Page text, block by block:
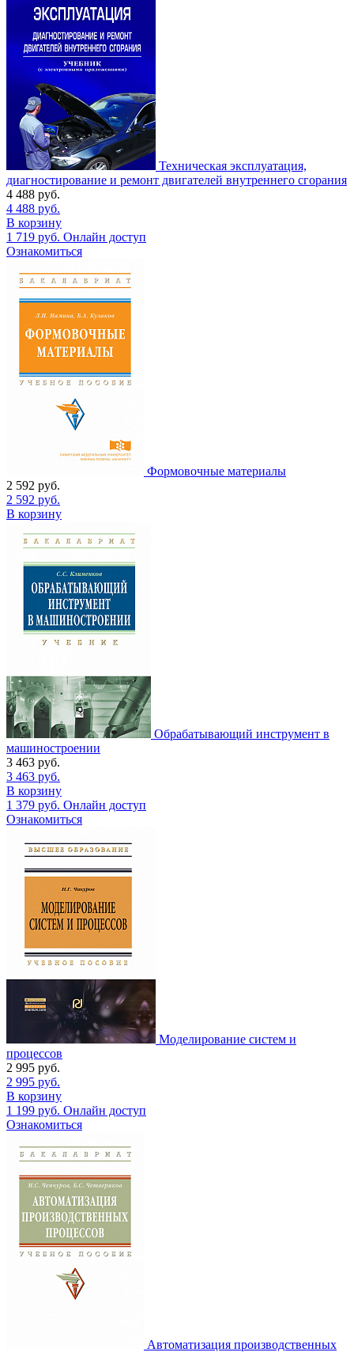
Техническая эксплуатация,
диагностирование и ремонт двигателей внутреннего сгорания
4 488 руб.
4 488 руб.
В корзину
1 719 руб. Онлайн доступ
Ознакомиться
Формовочные материалы
2 592 руб.
2 592 руб.
В корзину
Обрабатывающий инструмент в
машиностроении
3 463 руб.
3 463 руб.
В корзину
1 379 руб. Онлайн доступ
Ознакомиться
Моделирование систем и
процессов
2 995 руб.
2 995 руб.
В корзину
1 199 руб. Онлайн доступ
Ознакомиться
Автоматизация производственных